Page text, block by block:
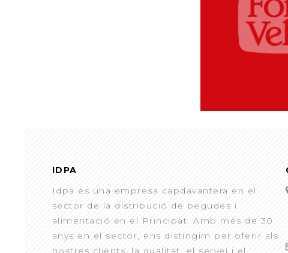
IDPA
Idpa és una empresa capdavantera en el
sector de la distribució de begudes i
alimentació en el Principat. Amb més de 30
anys en el sector, ens distingim per oferir als